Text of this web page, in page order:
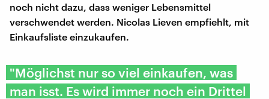
noch nicht dazu, dass weniger Lebensmittel
verschwendet werden. Nicolas Lieven empfiehlt, mit
Einkaufsliste einzukaufen.
"Möglichst nur so viel einkaufen, was
man isst. Es wird immer noch ein Drittel